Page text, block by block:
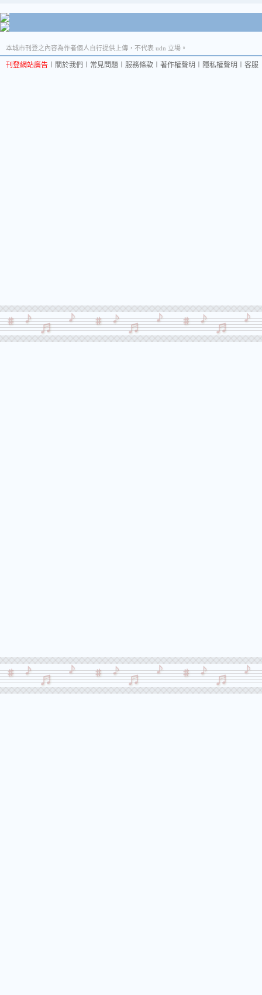
本城市刊登之內容為作者個人自行提供上傳，不代表 udn 立場。
刊登網站廣告 關於我們 常見問題 服務條款 著作權聲明 隱私權聲明 客服